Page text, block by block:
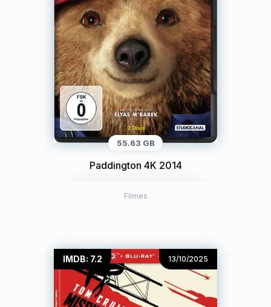
55.63 GB
Paddington 4K 2014
Filmes
IMDB: 7.2 13/10/2025